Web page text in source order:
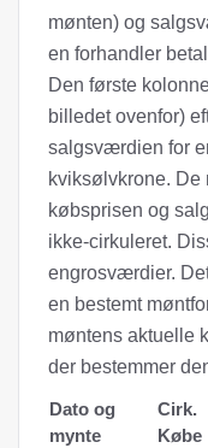
mønten) og
en forhandler
Den første
billedet ovenfor)
salgsværdien for
kviksølvkrone.
købsprisen og
ikke-cirkuleret.
engrosværdier.
en bestemt
møntens aktuelle
der bestemmer
Dato og
mynte
Cirk.
Købe